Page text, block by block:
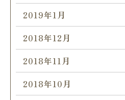
2019年1月
2018年12月
2018年11月
2018年10月